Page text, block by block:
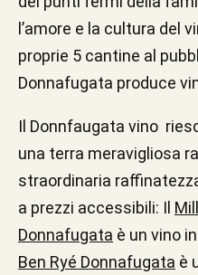
l’amore e la cultura del
proprie 5 cantine al
Donnafugata produce
Il Donnfaugata vino
una terra meravigliosa
straordinaria
a prezzi accessibili: Il
Donnafugata è un vino
Ben Ryé Donnafugata è